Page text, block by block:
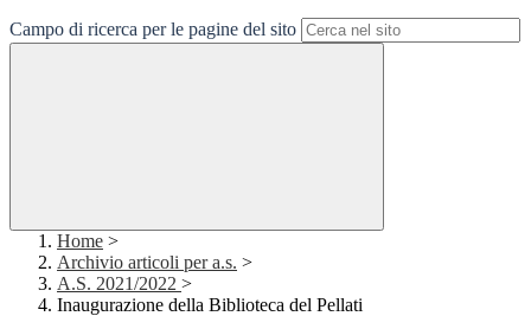
Campo di ricerca per le pagine del sito
Home >
Archivio articoli per a.s. >
A.S. 2021/2022 >
Inaugurazione della Biblioteca del Pellati